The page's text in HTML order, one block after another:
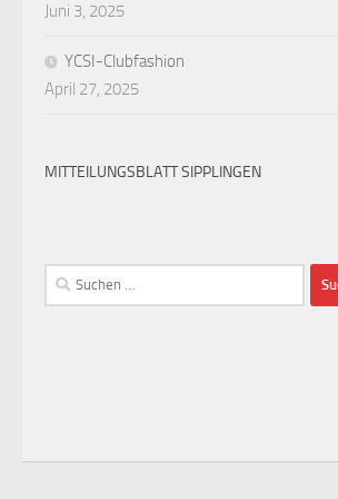
Juni 3, 2025
YCSI-Clubfashion
April 27, 2025
MITTEILUNGSBLATT SIPPLINGEN
Suchen
nach: